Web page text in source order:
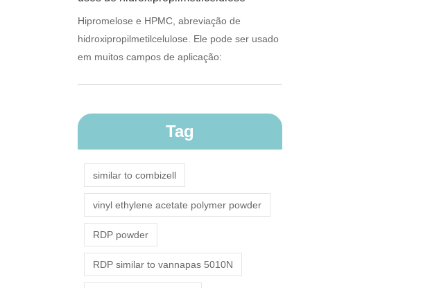
Hipromelose e HPMC, abreviação de
hidroxipropilmetilcelulose. Ele pode ser usado
em muitos campos de aplicação:
Tag
similar to combizell
vinyl ethylene acetate polymer powder
RDP powder
RDP similar to vannapas 5010N